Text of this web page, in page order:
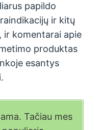
papildo
ir kitų
ir komentarai apie
produktas
esantys
Tačiau mes